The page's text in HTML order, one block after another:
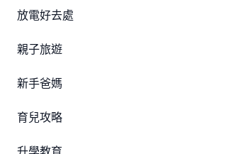
放電好去處
親子旅遊
新手爸媽
育兒攻略
升學教育